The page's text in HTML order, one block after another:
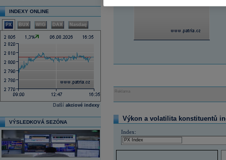
INDEXY ONLINE
PX BUX WIG DAX Nasdaq
Další akciové indexy
VÝSLEDKOVÁ SEZÓNA
Reklama
Výkon a volatilita konstituentů
Index: